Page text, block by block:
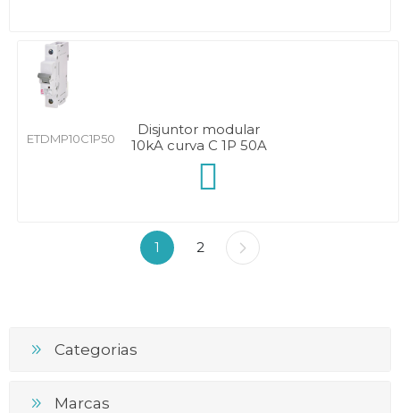
ETDMP10C1P50
Disjuntor modular
10kA curva C 1P 50A
1 2
Categorias
Marcas